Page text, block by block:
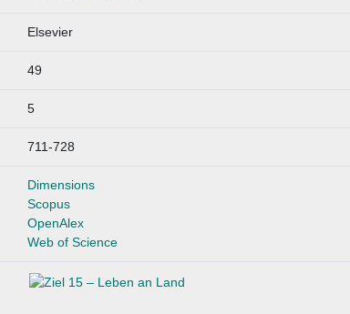
Elsevier
49
5
711-728
Dimensions
Scopus
OpenAlex
Web of Science